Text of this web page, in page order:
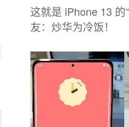
这就是 iPhone 13 的
友：炒华为冷饭！